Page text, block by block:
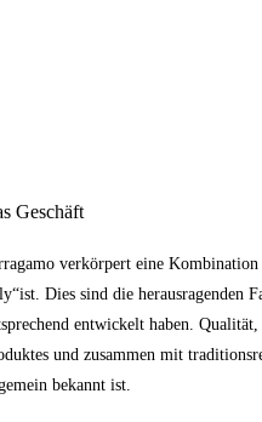
Geschäft
verkörpert eine
Dies sind die herausragenden
entwickelt haben.
und zusammen mit
bekannt ist.